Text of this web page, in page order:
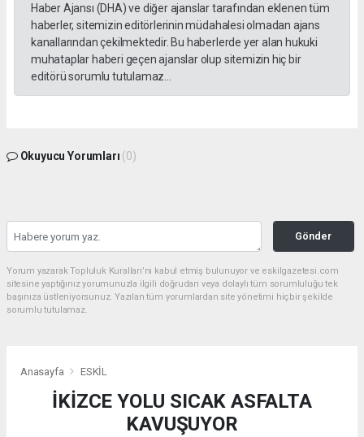
Haber Ajansı (DHA) ve diğer ajanslar tarafından eklenen tüm
haberler, sitemizin editörlerinin müdahalesi olmadan ajans
kanallarından çekilmektedir. Bu haberlerde yer alan hukuki
muhataplar haberi geçen ajanslar olup sitemizin hiç bir
editörü sorumlu tutulamaz...
Okuyucu Yorumları (0)
Gönder
Yorum yazarak Topluluk Kuralları’nı kabul etmiş bulunuyor ve eskilgazetesi.com
sitesine yaptığınız yorumunuzla ilgili doğrudan veya dolaylı tüm sorumluluğu tek
başınıza üstleniyorsunuz. Yazılan tüm yorumlardan site yönetimi hiçbir şekilde
sorumlu tutulamaz.
Anasayfa ESKİL
İKİZCE YOLU SICAK ASFALTA
KAVUŞUYOR